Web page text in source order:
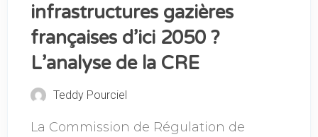
infrastructures gazières
françaises d’ici 2050 ?
L’analyse de la CRE
Teddy Pourciel
La Commission de Régulation de